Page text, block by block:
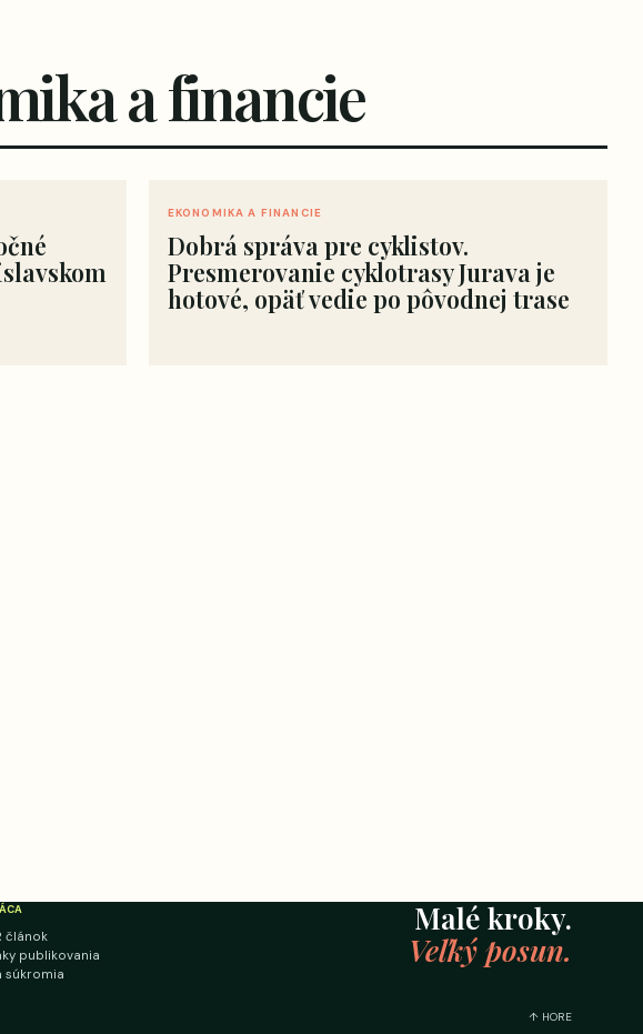
a financie
EKONOMIKA A FINANCIE
Dobrá správa pre cyklistov.
Presmerovanie cyklotrasy Jurava je
hotové, opäť vedie po pôvodnej trase
článok
publikovania
súkromia
Malé kroky.
Veľký posun.
↑ HORE